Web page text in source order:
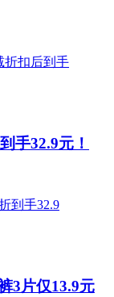
手32.9元！
3片仅13.9元